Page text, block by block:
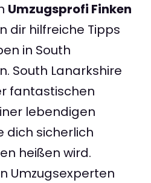
Umzugsprofi Finken
dir hilfreiche Tipps
in South
South Lanarkshire
fantastischen
lebendigen
dich sicherlich
heißen wird.
Umzugsexperten